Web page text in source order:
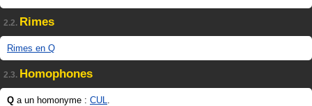
2.2. Rimes
Rimes en Q
2.3. Homophones
Q a un homonyme : CUL.